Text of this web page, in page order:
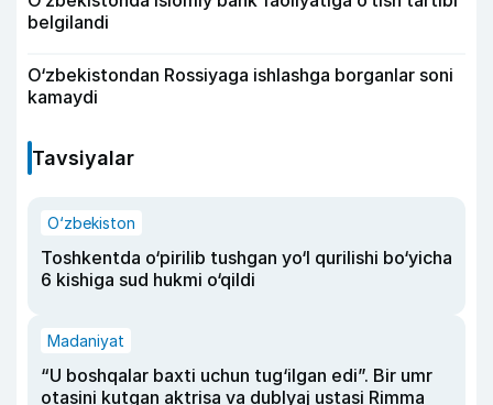
belgilandi
O‘zbekistondan Rossiyaga ishlashga borganlar soni
kamaydi
Tavsiyalar
O‘zbekiston
Toshkentda o‘pirilib tushgan yo‘l qurilishi bo‘yicha
6 kishiga sud hukmi o‘qildi
Madaniyat
“U boshqalar baxti uchun tug‘ilgan edi”. Bir umr
otasini kutgan aktrisa va dublyaj ustasi Rimma